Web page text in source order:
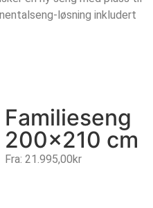
løsning inkludert
Familieseng
200×210 cm
Fra: 21.995,00kr